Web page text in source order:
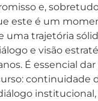
e,
este é um
uma trajetória
e visão
É essencial
continuidade